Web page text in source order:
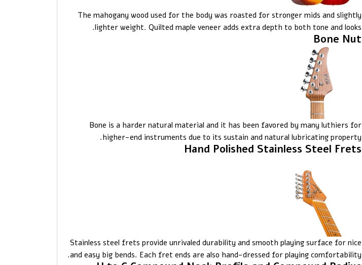
The mahogany wood used for the body was roasted for stronger mids and slightly
lighter weight. Quilted maple veneer adds extra depth to both tone and looks.
Bone Nut
Bone is a harder natural material and it has been favored by many luthiers for
higher-end instruments due to its sustain and natural lubricating property.
Hand Polished Stainless Steel Frets
Stainless steel frets provide unrivaled durability and smooth playing surface for nice
and easy big bends. Each fret ends are also hand-dressed for playing comfortability.